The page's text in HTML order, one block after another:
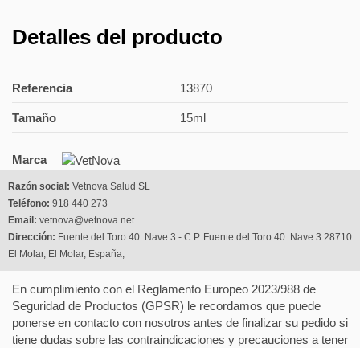
Detalles del producto
Referencia 13870
Tamaño 15ml
Marca
Razón social: Vetnova Salud SL
Teléfono: 918 440 273
Email: vetnova@vetnova.net
Dirección: Fuente del Toro 40. Nave 3 - C.P. Fuente del Toro 40. Nave 3 28710
El Molar, El Molar, España,
En cumplimiento con el Reglamento Europeo 2023/988 de
Seguridad de Productos (GPSR) le recordamos que puede
ponerse en contacto con nosotros antes de finalizar su pedido si
tiene dudas sobre las contraindicaciones y precauciones a tener